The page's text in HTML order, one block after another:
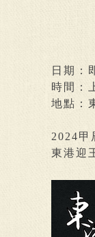
日期：
時間：
地點：
2024甲
東港迎